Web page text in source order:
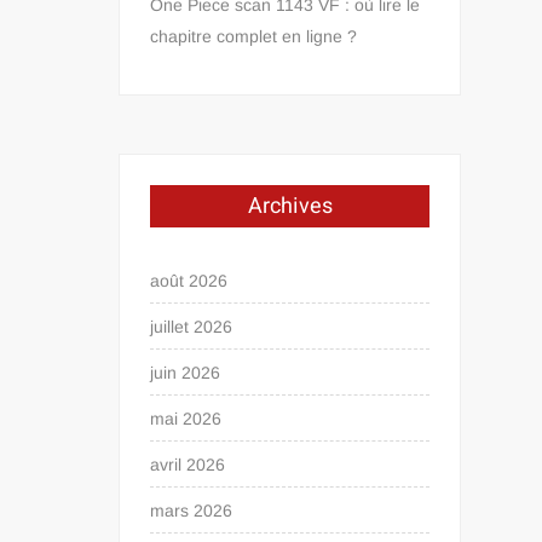
One Piece scan 1143 VF : où lire le
chapitre complet en ligne ?
Archives
août 2026
juillet 2026
juin 2026
mai 2026
avril 2026
mars 2026